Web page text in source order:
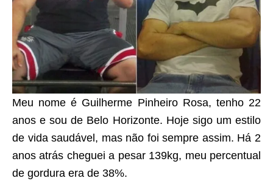
Meu nome é Guilherme Pinheiro Rosa, tenho 22
anos e sou de Belo Horizonte. Hoje sigo um estilo
de vida saudável, mas não foi sempre assim. Há 2
anos atrás cheguei a pesar 139kg, meu percentual
de gordura era de 38%.